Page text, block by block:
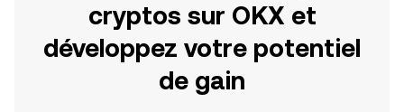
cryptos sur OKX et
développez votre potentiel
de gain